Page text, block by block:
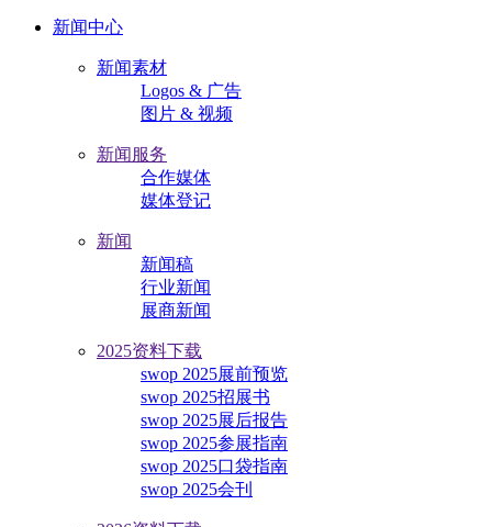
新闻中心
新闻素材
Logos & 广告
图片 & 视频
新闻服务
合作媒体
媒体登记
新闻
新闻稿
行业新闻
展商新闻
2025资料下载
swop 2025展前预览
swop 2025招展书
swop 2025展后报告
swop 2025参展指南
swop 2025口袋指南
swop 2025会刊